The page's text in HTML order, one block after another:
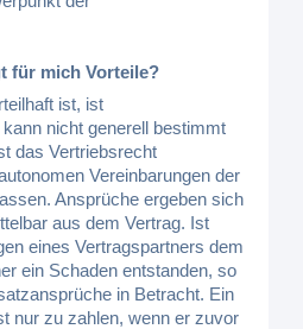
für mich Vorteile?
ist, ist
nicht generell bestimmt
das Vertriebsrecht
Vereinbarungen der
Ansprüche ergeben sich
aus dem Vertrag. Ist
eines Vertragspartners dem
ein Schaden entstanden, so
in Betracht. Ein
nur zu zahlen, wenn er zuvor